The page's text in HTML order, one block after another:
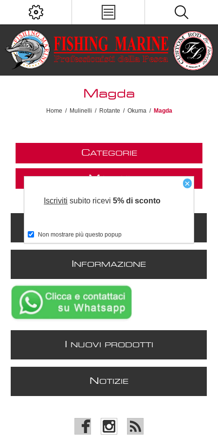
Magda
Home / Mulinelli / Rotante / Okuma / Magda
CATEGORIE
M
NFORMAZIONE
NUOVI PRODOTTI
N OTIZIE
×
Iscriviti subito ricevi 5% di sconto
Non mostrare più questo popup